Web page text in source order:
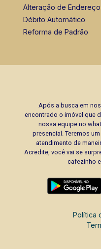
Alteração de
Débito Automático
Reforma de Padrão
Após a busca em
encontrado o imóvel que
nossa equipe no
presencial. Teremos
atendimento de
Acredite, você vai se
cafezinho
Política